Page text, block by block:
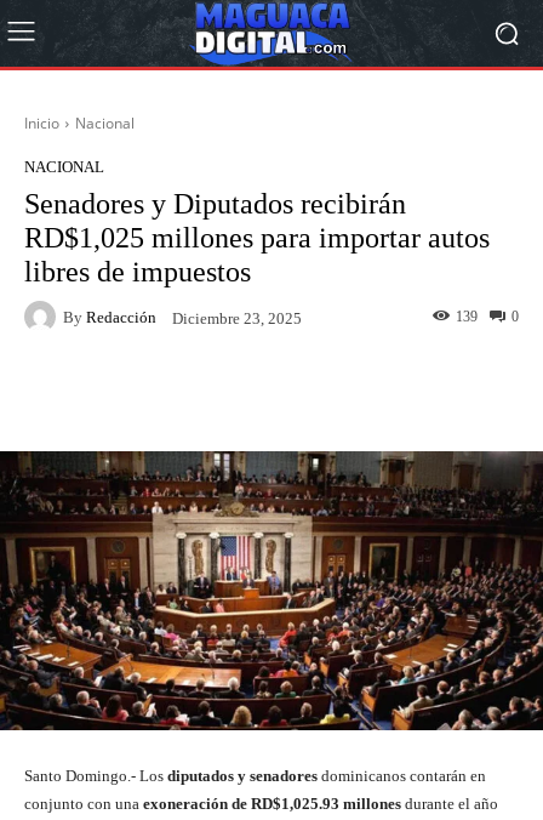
Inicio Nacional
NACIONAL
Senadores y Diputados recibirán
RD$1,025 millones para importar autos
libres de impuestos
By Redacción Diciembre 23, 2025 0
139
Santo Domingo.- Los diputados y senadores dominicanos contarán en
conjunto con una exoneración de RD$1,025.93 millones durante el año